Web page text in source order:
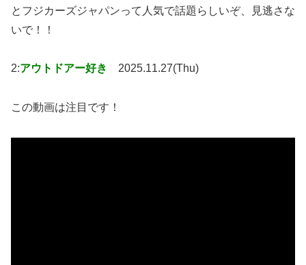
とフジカーズジャパンって人気で話題らしいぞ、見逃さな
いで！！
2:アウトドアー好き 2025.11.27(Thu)
この動画は注目です！